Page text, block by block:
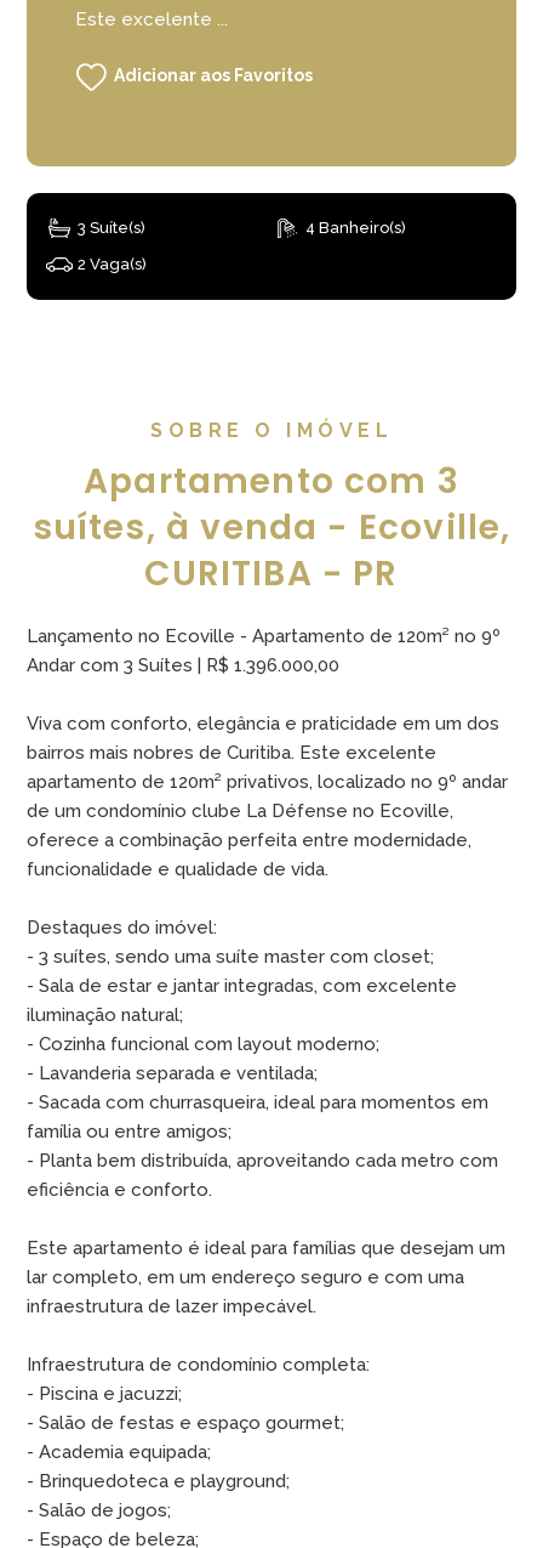
Este excelente ...
Adicionar aos Favoritos
3 Suíte(s)
4 Banheiro(s)
2 Vaga(s)
SOBRE O IMÓVEL
Apartamento com 3
suítes, à venda - Ecoville,
CURITIBA - PR
Lançamento no Ecoville - Apartamento de 120m² no 9º
Andar com 3 Suítes | R$ 1.396.000,00
Viva com conforto, elegância e praticidade em um dos
bairros mais nobres de Curitiba. Este excelente
apartamento de 120m² privativos, localizado no 9º andar
de um condomínio clube La Défense no Ecoville,
oferece a combinação perfeita entre modernidade,
funcionalidade e qualidade de vida.
Destaques do imóvel:
- 3 suítes, sendo uma suíte master com closet;
- Sala de estar e jantar integradas, com excelente
iluminação natural;
- Cozinha funcional com layout moderno;
- Lavanderia separada e ventilada;
- Sacada com churrasqueira, ideal para momentos em
família ou entre amigos;
- Planta bem distribuída, aproveitando cada metro com
eficiência e conforto.
Este apartamento é ideal para famílias que desejam um
lar completo, em um endereço seguro e com uma
infraestrutura de lazer impecável.
Infraestrutura de condomínio completa:
- Piscina e jacuzzi;
- Salão de festas e espaço gourmet;
- Academia equipada;
- Brinquedoteca e playground;
- Salão de jogos;
- Espaço de beleza;